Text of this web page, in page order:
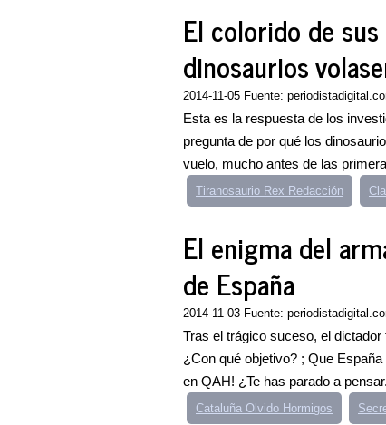
El colorido de
dinosaurios
2014-11-05 Fuente:
Esta es la respuesta de los
pregunta de por qué los
vuelo, mucho antes de las
Tiranosaurio Rex Redacción
El enigma del
de España
2014-11-03 Fuente:
Tras el trágico suceso, el
¿Con qué objetivo? ; Que
en QAH! ¿Te has parado a
Cataluña Olvido Hormigos